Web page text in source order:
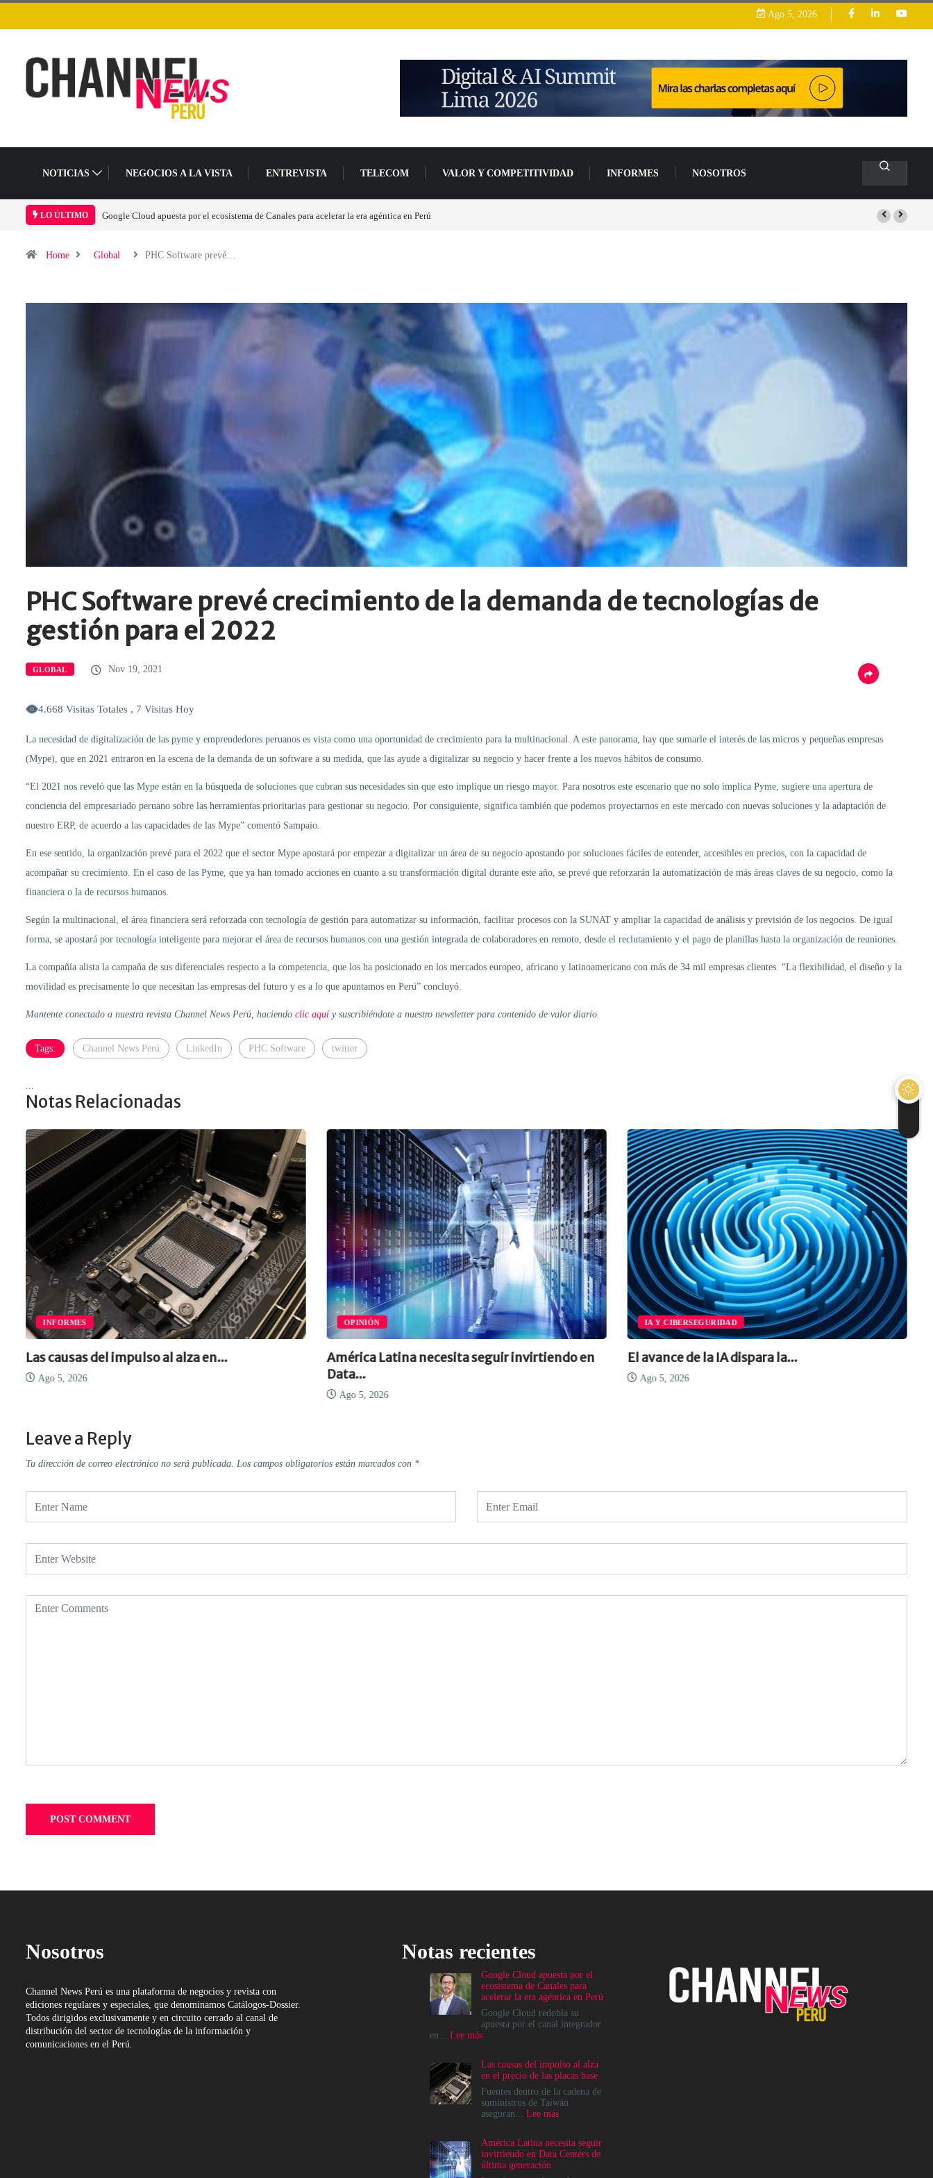
Ago 5, 2026
NOTICIAS NEGOCIOS A LA VISTA ENTREVISTA TELECOM VALOR Y COMPETITIVIDAD INFORMES NOSOTROS
LO ÚLTIMO Las causas del impulso al alza en el precio de las placas base
Home Global PHC Software prevé…
PHC Software prevé crecimiento de la demanda de tecnologías de
gestión para el 2022
GLOBAL Nov 19, 2021
4.668 Visitas Totales , 7 Visitas Hoy
La necesidad de digitalización de las pyme y emprendedores peruanos es vista como una oportunidad de crecimiento para la multinacional. A este panorama, hay que sumarle el interés de las micros y pequeñas empresas
(Mype), que en 2021 entraron en la escena de la demanda de un software a su medida, que las ayude a digitalizar su negocio y hacer frente a los nuevos hábitos de consumo.
“El 2021 nos reveló que las Mype están en la búsqueda de soluciones que cubran sus necesidades sin que esto implique un riesgo mayor. Para nosotros este escenario que no solo implica Pyme, sugiere una apertura de
conciencia del empresariado peruano sobre las herramientas prioritarias para gestionar su negocio. Por consiguiente, significa también que podemos proyectarnos en este mercado con nuevas soluciones y la adaptación de
nuestro ERP, de acuerdo a las capacidades de las Mype” comentó Sampaio.
En ese sentido, la organización prevé para el 2022 que el sector Mype apostará por empezar a digitalizar un área de su negocio apostando por soluciones fáciles de entender, accesibles en precios, con la capacidad de
acompañar su crecimiento. En el caso de las Pyme, que ya han tomado acciones en cuanto a su transformación digital durante este año, se prevé que reforzarán la automatización de más áreas claves de su negocio, como la
financiera o la de recursos humanos.
Según la multinacional, el área financiera será reforzada con tecnología de gestión para automatizar su información, facilitar procesos con la SUNAT y ampliar la capacidad de análisis y previsión de los negocios. De igual
forma, se apostará por tecnología inteligente para mejorar el área de recursos humanos con una gestión integrada de colaboradores en remoto, desde el reclutamiento y el pago de planillas hasta la organización de reuniones.
La compañía alista la campaña de sus diferenciales respecto a la competencia, que los ha posicionado en los mercados europeo, africano y latinoamericano con más de 34 mil empresas clientes. “La flexibilidad, el diseño y la
movilidad es precisamente lo que necesitan las empresas del futuro y es a lo que apuntamos en Perú” concluyó.
Mantente conectado a nuestra revista Channel News Perú, haciendo clic aquíy suscribiéndote a nuestro newsletter para contenido de valor diario.
Tags: Channel News Perú LinkedIn PHC Software twitter
Notas Relacionadas
INFORMES
Las causas del impulso al alza en...
Ago 5, 2026
OPINIÓN
América Latina necesita seguir invirtiendo en
Data...
Ago 5, 2026
IA Y CIBERSEGURIDAD
El avance de la IA dispara la...
Ago 5, 2026
Leave a Reply
Tu dirección de correo electrónico no será publicada. Los campos obligatorios están marcados con *
Nosotros
Channel News Perú es una plataforma de negocios y revista con
ediciones regulares y especiales, que denominamos Catálogos-Dossier.
Todos dirigidos exclusivamente y en circuito cerrado al canal de
distribución del sector de tecnologías de la información y
comunicaciones en el Perú.
Notas recientes
Google Cloud apuesta por el
ecosistema de Canales para
acelerar la era agéntica en Perú
Google Cloud redobla su
apuesta por el canal integrador
en... Lee más:
apuesta
por
el
ecosistema
de
acelerar
la
era
Las causas del impulso al alza
en el precio de las placas base
Fuentes dentro de la cadena de
suministros de Taiwán
aseguran... Lee más:
del
impulso
América Latina necesita seguir
invirtiendo en Data Centers de
última generación